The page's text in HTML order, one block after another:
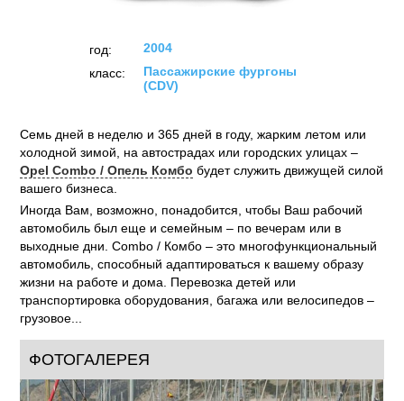
год:
2004
класс:
Пассажирские фургоны
(CDV)
Семь дней в неделю и 365 дней в году, жарким летом или
холодной зимой, на автострадах или городских улицах –
Opel Combo / Опель Комбо будет служить движущей силой
вашего бизнеса.
Иногда Вам, возможно, понадобится, чтобы Ваш рабочий
автомобиль был еще и семейным – по вечерам или в
выходные дни. Combo / Комбо – это многофункциональный
автомобиль, способный адаптироваться к вашему образу
жизни на работе и дома. Перевозка детей или
транспортировка оборудования, багажа или велосипедов –
грузовое...
ФОТОГАЛЕРЕЯ